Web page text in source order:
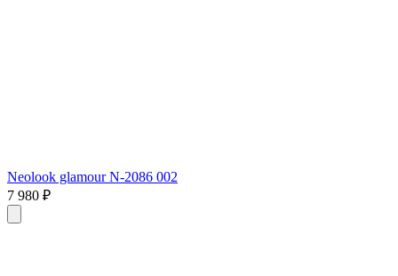
Neolook glamour N-2086 002
7 980 ₽